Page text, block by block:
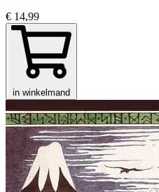
€ 14,99
in winkelmand